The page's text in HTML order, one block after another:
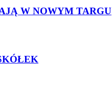
W NOWYM TARGU